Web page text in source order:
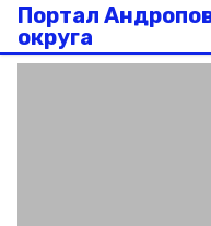
Портал
округа